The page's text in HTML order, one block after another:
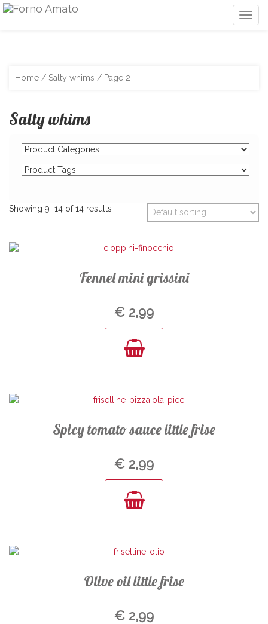
Home / Salty whims / Page 2
Salty whims
Showing 9–14 of 14 results
Fennel mini grissini
€ 2,99
Spicy tomato sauce little frise
€ 2,99
Olive oil little frise
€ 2,99